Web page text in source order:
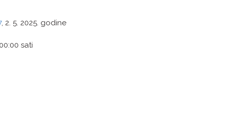
, 2. 5. 2025. godine
sati